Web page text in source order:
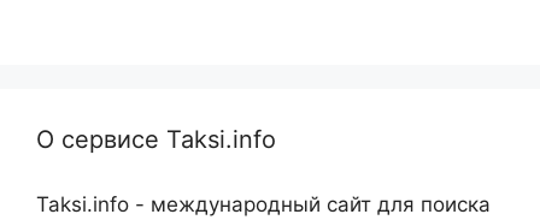
О сервисе Taksi.info
Taksi.info - международный сайт для поиска